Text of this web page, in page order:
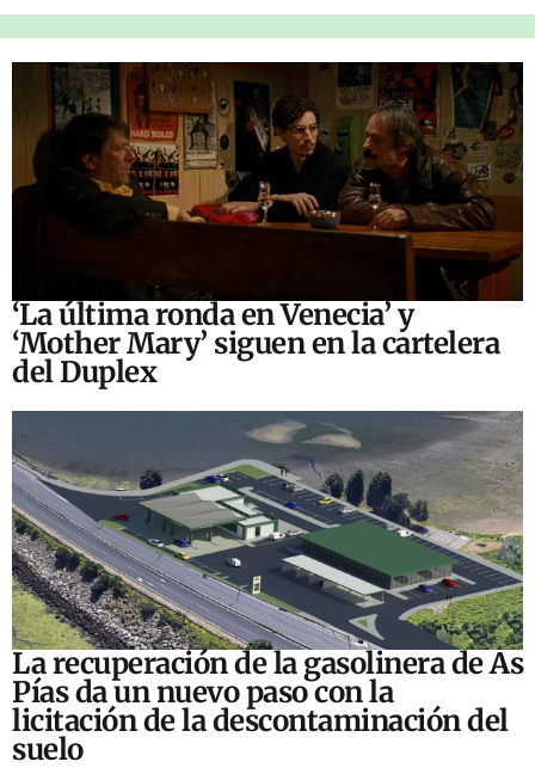
‘La última ronda en Venecia’ y
‘Mother Mary’ siguen en la cartelera
del Duplex
La recuperación de la gasolinera de As
Pías da un nuevo paso con la
licitación de la descontaminación del
suelo